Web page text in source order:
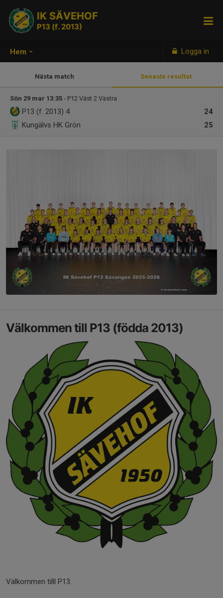
Hem Logga in
IK SÄVEHOF
P13 (f. 2013)
Nästa match Senaste resultat
Sön 29 mar 13:35 - P12 Väst 2 Västra
24
P13 (f. 2013) 4
25
Kungälvs HK Grön
Välkommen till P13 (födda 2013)
Välkommen tilll P13.